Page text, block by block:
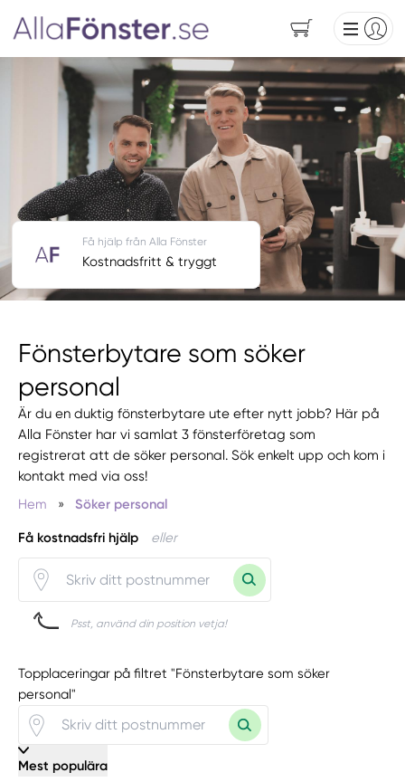
Fönsterbytare som söker
personal
Är du en duktig fönsterbytare ute efter nytt jobb? Här på
Alla Fönster har vi samlat 3 fönsterföretag som
registrerat att de söker personal. Sök enkelt upp och kom i
kontakt med via oss!
Hem
» Söker personal
Få kostnadsfri hjälp eller
Psst, använd din position vetja!
Få hjälp från Alla Fönster
Kostnadsfritt & tryggt
Topplaceringar på filtret "Fönsterbytare som söker
personal"
Mest populära